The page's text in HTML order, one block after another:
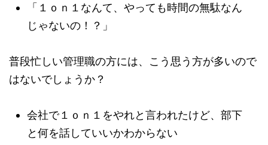
「１ｏｎ１なんて、やっても時間の無駄なん
じゃないの！？」
普段忙しい管理職の方には、こう思う方が多いので
はないでしょうか？
会社で１ｏｎ１をやれと言われたけど、部下
と何を話していいかわからない